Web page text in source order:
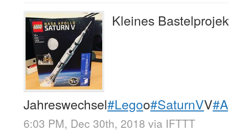
Kleines
Jahreswechsel#Legoo#SaturnVV
6:03 PM, Dec 30th, 2018 via IFTTT